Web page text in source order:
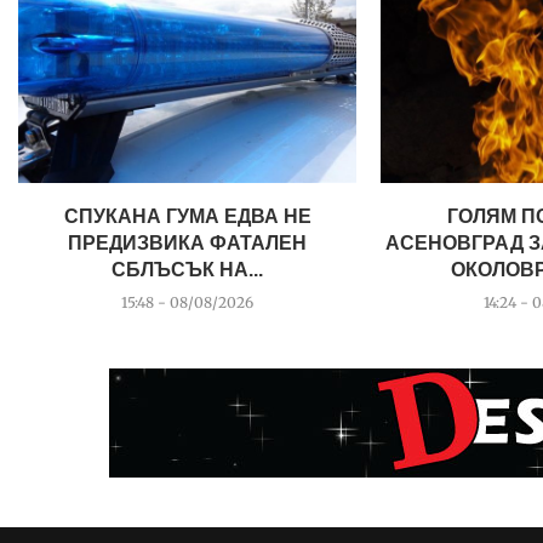
СПУКАНА ГУМА ЕДВА НЕ
ПРЕДИЗВИКА ФАТАЛЕН
СБЛЪСЪК НА...
15:48 - 08/08/2026
ГОЛЯМ
АСЕНОВГРАД
14:24 -